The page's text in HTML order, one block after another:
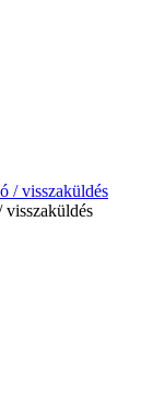
/ visszaküldés
visszaküldés